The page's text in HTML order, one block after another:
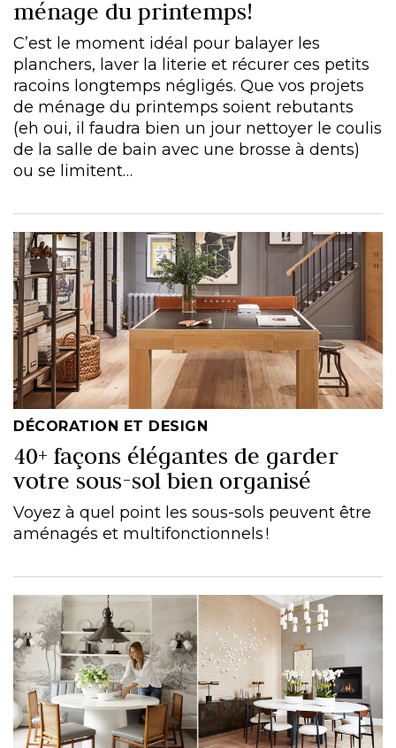
ménage du printemps!
C’est le moment idéal pour balayer les
planchers, laver la literie et récurer ces petits
racoins longtemps négligés. Que vos projets
de ménage du printemps soient rebutants
(eh oui, il faudra bien un jour nettoyer le coulis
de la salle de bain avec une brosse à dents)
ou se limitent…
DÉCORATION ET DESIGN
40+ façons élégantes de garder
votre sous-sol bien organisé
Voyez à quel point les sous-sols peuvent être
aménagés et multifonctionnels !